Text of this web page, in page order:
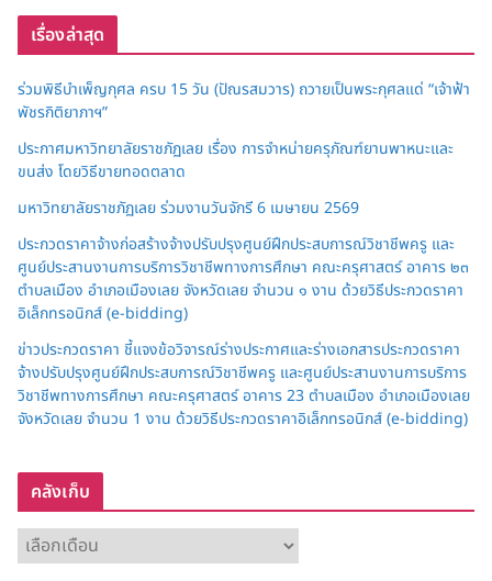
เรื่องล่าสุด
ร่วมพิธีบำเพ็ญกุศล ครบ 15 วัน (ปัณรสมวาร) ถวายเป็นพระกุศลแด่ “เจ้าฟ้า
พัชรกิติยาภาฯ”
ประกาศมหาวิทยาลัยราชภัฏเลย เรื่อง การจำหน่ายครุภัณฑ์ยานพาหนะและ
ขนส่ง โดยวิธีขายทอดตลาด
มหาวิทยาลัยราชภัฏเลย ร่วมงานวันจักรี 6 เมษายน 2569
ประกวดราคาจ้างก่อสร้างจ้างปรับปรุงศูนย์ฝึกประสบการณ์วิชาชีพครู และ
ศูนย์ประสานงานการบริการวิชาชีพทางการศึกษา คณะครุศาสตร์ อาคาร ๒๓
ตำบลเมือง อำเภอเมืองเลย จังหวัดเลย จำนวน ๑ งาน ด้วยวิธีประกวดราคา
อิเล็กทรอนิกส์ (e-bidding)
ข่าวประกวดราคา ชี้แจงข้อวิจารณ์ร่างประกาศและร่างเอกสารประกวดราคา
จ้างปรับปรุงศูนย์ฝึกประสบการณ์วิชาชีพครู และศูนย์ประสานงานการบริการ
วิชาชีพทางการศึกษา คณะครุศาสตร์ อาคาร 23 ตำบลเมือง อำเภอเมืองเลย
จังหวัดเลย จำนวน 1 งาน ด้วยวิธีประกวดราคาอิเล็กทรอนิกส์ (e-bidding)
คลังเก็บ
ลั